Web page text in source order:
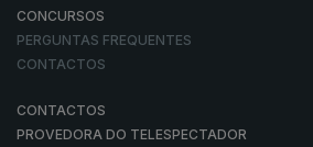
CONCURSOS
PERGUNTAS FREQUENTES
CONTACTOS
CONTACTOS
PROVEDORA DO TELESPECTADOR